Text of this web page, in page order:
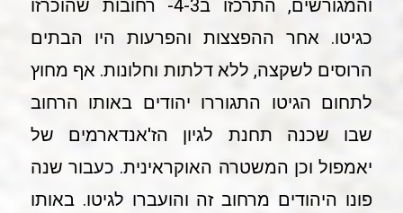
והמגורשים, התרכזו ב4-3- רחובות שהוכרזו
כגיטו. אחר ההפצצות והפרעות היו הבתים
הרוסים לשקצה, ללא דלתות וחלונות. אף מחוץ
לתחום הגיטו התגוררו יהודים באותו הרחוב
שבו שכנה תחנת לגיון הז'אנדארמים של
יאמפול וכן המשטרה האוקראינית. כעבור שנה
פונו היהודים מרחוב זה והועברו לגיטו. באותו